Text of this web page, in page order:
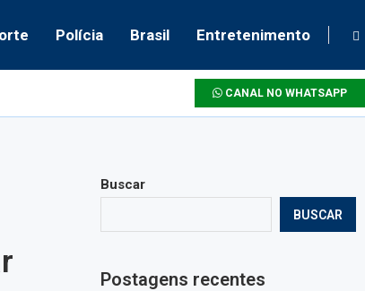
Polícia Brasil Entretenimento
CANAL NO WHATSAPP
Buscar
BUSCAR
Postagens recentes